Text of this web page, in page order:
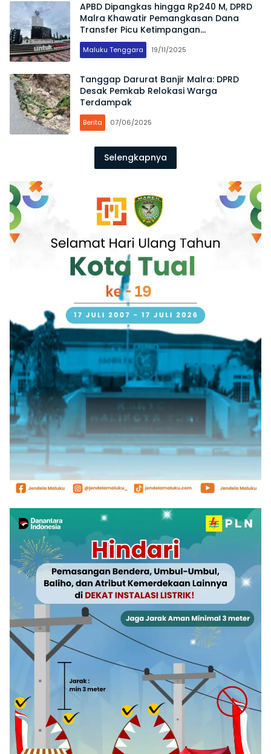
APBD Dipangkas hingga Rp240 M, DPRD
Malra Khawatir Pemangkasan Dana
Transfer Picu Ketimpangan
Pembangunan Daerah
Maluku Tenggara 19/11/2025
Tanggap Darurat Banjir Malra: DPRD
Desak Pemkab Relokasi Warga
Terdampak
Berita 07/06/2025
Selengkapnya